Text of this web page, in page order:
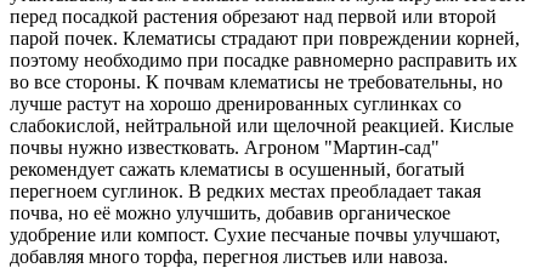
перед посадкой растения обрезают над первой или второй
парой почек. Клематисы страдают при повреждении корней,
поэтому необходимо при посадке равномерно расправить их
во все стороны. К почвам клематисы не требовательны, но
лучше растут на хорошо дренированных суглинках со
слабокислой, нейтральной или щелочной реакцией. Кислые
почвы нужно известковать. Агроном "Мартин-сад"
рекомендует сажать клематисы в осушенный, богатый
перегноем суглинок. В редких местах преобладает такая
почва, но её можно улучшить, добавив органическое
удобрение или компост. Сухие песчаные почвы улучшают,
добавляя много торфа, перегноя листьев или навоза.